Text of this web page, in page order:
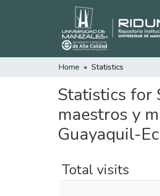
Home Statistics
Statistics for
maestros y
Guayaquil-
Total visits